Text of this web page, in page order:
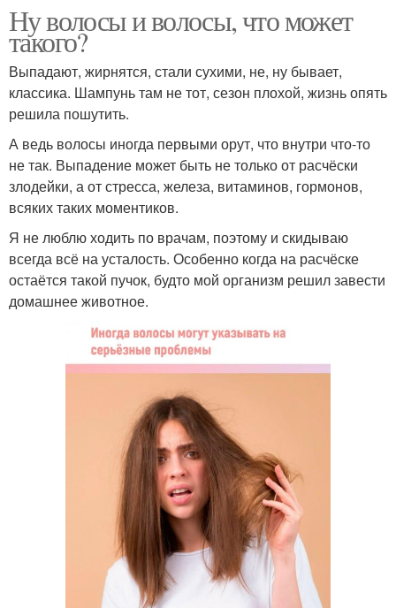
Ну волосы и волосы, что может
такого?
Выпадают, жирнятся, стали сухими, не, ну бывает,
классика. Шампунь там не тот, сезон плохой, жизнь опять
решила пошутить.
А ведь волосы иногда первыми орут, что внутри что-то
не так. Выпадение может быть не только от расчёски
злодейки, а от стресса, железа, витаминов, гормонов,
всяких таких моментиков.
Я не люблю ходить по врачам, поэтому и скидываю
всегда всё на усталость. Особенно когда на расчёске
остаётся такой пучок, будто мой организм решил завести
домашнее животное.